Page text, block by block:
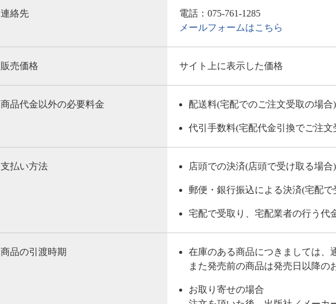
連絡先
電話：075-761-1285
メールフォームはこちら
販売価格 サイト上に表示した価格
商品代金以外の必要料金 配送料(宅配でのご注文受取の場合)
代引手数料(宅配代金引換でご注文
支払い方法 店頭での決済(店頭で受け取る場合)
郵便・銀行振込による決済(宅配で
宅配で受取り、宅配業者の行う代
商品の引渡時期
在庫のある商品につきましては、
また発売前の商品は発売日以降の
お取り寄せの場合